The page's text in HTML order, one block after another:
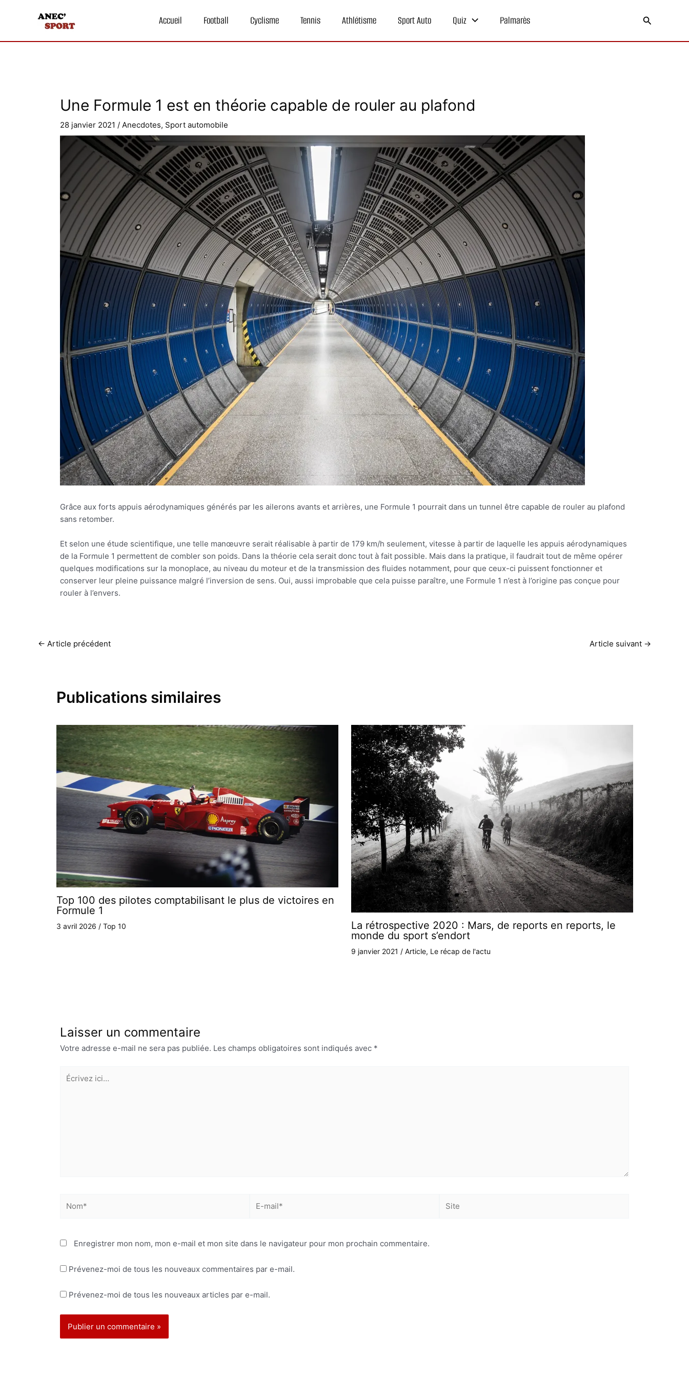
Accueil Football Cyclisme Tennis Athlétisme Sport Auto Quiz Palmarès
Une Formule 1 est en théorie capable de rouler au plafond
28 janvier 2021 / Anecdotes, Sport automobile
Grâce aux forts appuis aérodynamiques générés par les ailerons avants et arrières, une Formule 1 pourrait dans un tunnel être capable de rouler au plafond
sans retomber.
Et selon une étude scientifique, une telle manœuvre serait réalisable à partir de 179 km/h seulement, vitesse à partir de laquelle les appuis aérodynamiques
de la Formule 1 permettent de combler son poids. Dans la théorie cela serait donc tout à fait possible. Mais dans la pratique, il faudrait tout de même opérer
quelques modifications sur la monoplace, au niveau du moteur et de la transmission des fluides notamment, pour que ceux-ci puissent fonctionner et
conserver leur pleine puissance malgré l’inversion de sens. Oui, aussi improbable que cela puisse paraître, une Formule 1 n’est à l’origine pas conçue pour
rouler à l’envers.
← Article précédent Article suivant →
Publications similaires
Top 100 des pilotes comptabilisant le plus de victoires en
Formule 1
3 avril 2026 / Top 10
La rétrospective 2020 : Mars, de reports en reports, le
monde du sport s’endort
9 janvier 2021 / Article, Le récap de l'actu
Laisser un commentaire
Votre adresse e-mail ne sera pas publiée. Les champs obligatoires sont indiqués avec *
Écrivez
ici…
mail*
Enregistrer mon nom, mon e-mail et mon site dans le navigateur pour mon prochain commentaire.
Prévenez-moi de tous les nouveaux commentaires par e-mail.
Prévenez-moi de tous les nouveaux articles par e-mail.